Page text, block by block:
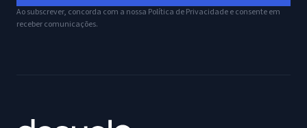
Ao subscrever, concorda com a nossa Política de Privacidade e consente em
receber comunicações.